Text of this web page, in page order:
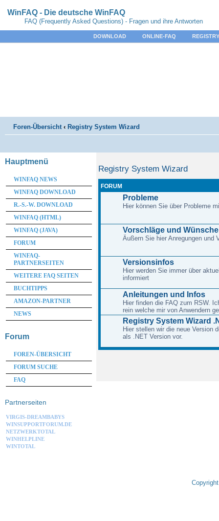
WinFAQ - Die deutsche WinFAQ
FAQ (Frequently Asked Questions) - Fragen und ihre Antworten
DOWNLOAD ONLINE-FAQ
Foren-Übersicht ‹ Registry System Wizard
Registry System Wizard
FORUM
Probleme
Hier können Sie über Probleme
Vorschläge und Wünsche
Äußern Sie hier Anregungen und
Versionsinfos
Hier werden Sie immer über
informiert
Anleitungen und Infos
Hier finden die FAQ zum RSW.
rein welche mir von Anwendern
Registry System Wizard
Hier stellen wir die neue Version
als .NET Version vor.
Hauptmenü
WINFAQ NEWS
WINFAQ DOWNLOAD
R.-S.-W. DOWNLOAD
WINFAQ (HTML)
WINFAQ (JAVA)
FORUM
WINFAQ-
PARTNERSEITEN
WEITERE FAQ SEITEN
BUCHTIPPS
AMAZON-PARTNER
NEWS
Forum
FOREN-ÜBERSICHT
FORUM SUCHE
FAQ
Partnerseiten
VIRGIS-DREAMBABYS
WINSUPPORTFORUM.DE
NETZWERKTOTAL
WINHELPLINE
WINTOTAL